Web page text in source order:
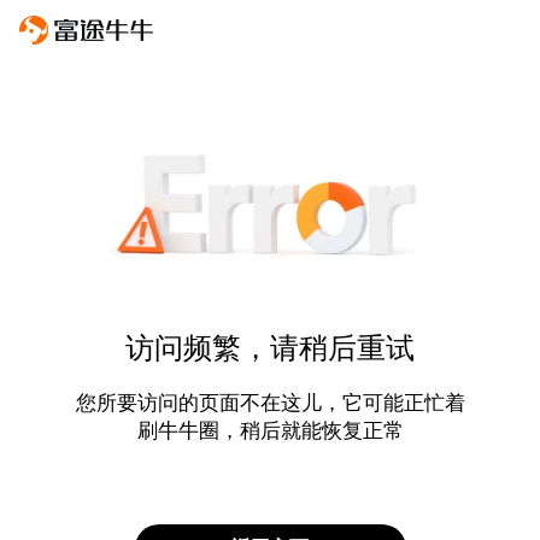
访问频繁，请稍后重试
您所要访问的页面不在这儿，它可能正忙着
刷牛牛圈，稍后就能恢复正常